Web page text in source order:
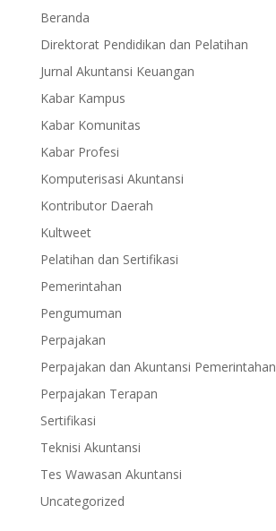
Beranda
Direktorat Pendidikan dan Pelatihan
Jurnal Akuntansi Keuangan
Kabar Kampus
Kabar Komunitas
Kabar Profesi
Komputerisasi Akuntansi
Kontributor Daerah
Kultweet
Pelatihan dan Sertifikasi
Pemerintahan
Pengumuman
Perpajakan
Perpajakan dan Akuntansi Pemerintahan
Perpajakan Terapan
Sertifikasi
Teknisi Akuntansi
Tes Wawasan Akuntansi
Uncategorized